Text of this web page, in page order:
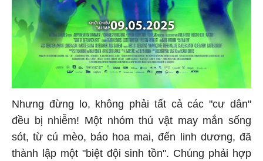
Nhưng đừng lo, không phải tất cả các "cư dân"
đều bị nhiễm! Một nhóm thú vật may mắn sống
sót, từ cú mèo, báo hoa mai, đến linh dương, đã
thành lập một "biệt đội sinh tồn". Chúng phải hợp